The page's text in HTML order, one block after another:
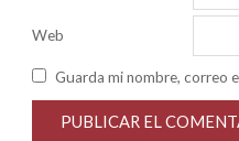
Web
Guarda mi nombre, correo